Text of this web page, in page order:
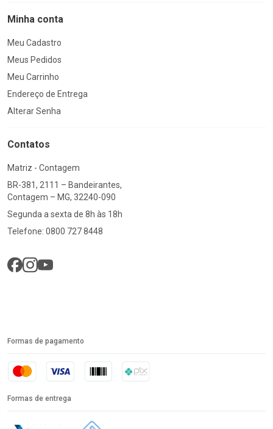
Minha conta
Meu Cadastro
Meus Pedidos
Meu Carrinho
Endereço de Entrega
Alterar Senha
Contatos
Matriz - Contagem
BR-381, 2111 – Bandeirantes,
Contagem – MG, 32240-090
Segunda a sexta de 8h às 18h
Telefone: 0800 727 8448
Formas de pagamento
Formas de entrega